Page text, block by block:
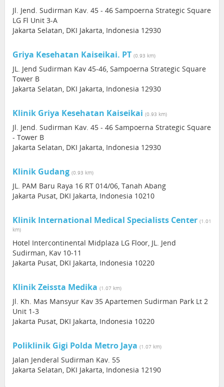
Jl. Jend. Sudirman Kav. 45 - 46 Sampoerna Strategic Square
LG Fl Unit 3-A
Jakarta Selatan, DKI Jakarta, Indonesia 12930
Griya Kesehatan Kaiseikai. PT (0.93 km)
JL. Jend Sudirman Kav 45-46, Sampoerna Strategic Square
Tower B
Jakarta Selatan, DKI Jakarta, Indonesia 12930
Klinik Griya Kesehatan Kaiseikai (0.93 km)
Jl. Jend. Sudirman Kav. 45 - 46 Sampoerna Strategic Square
- Tower B
Jakarta Selatan, DKI Jakarta, Indonesia 12930
Klinik Gudang (0.93 km)
JL. PAM Baru Raya 16 RT 014/06, Tanah Abang
Jakarta Pusat, DKI Jakarta, Indonesia 10210
Klinik International Medical Specialists Center (1.01
km)
Hotel Intercontinental Midplaza LG Floor, JL. Jend
Sudirman, Kav 10-11
Jakarta Pusat, DKI Jakarta, Indonesia 10220
Klinik Zeissta Medika (1.07 km)
Jl. Kh. Mas Mansyur Kav 35 Apartemen Sudirman Park Lt 2
Unit 1-3
Jakarta Pusat, DKI Jakarta, Indonesia 10220
Poliklinik Gigi Polda Metro Jaya (1.07 km)
Jalan Jenderal Sudirman Kav. 55
Jakarta Selatan, DKI Jakarta, Indonesia 12190